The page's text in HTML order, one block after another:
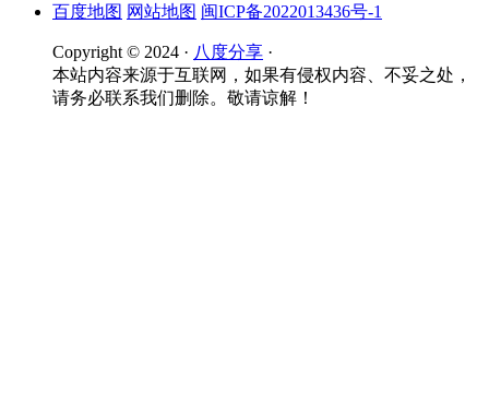
百度地图 网站地图 闽ICP备2022013436号-1
Copyright © 2024 · 八度分享 ·
本站内容来源于互联网，如果有侵权内容、不妥之处，
请务必联系我们删除。敬请谅解！